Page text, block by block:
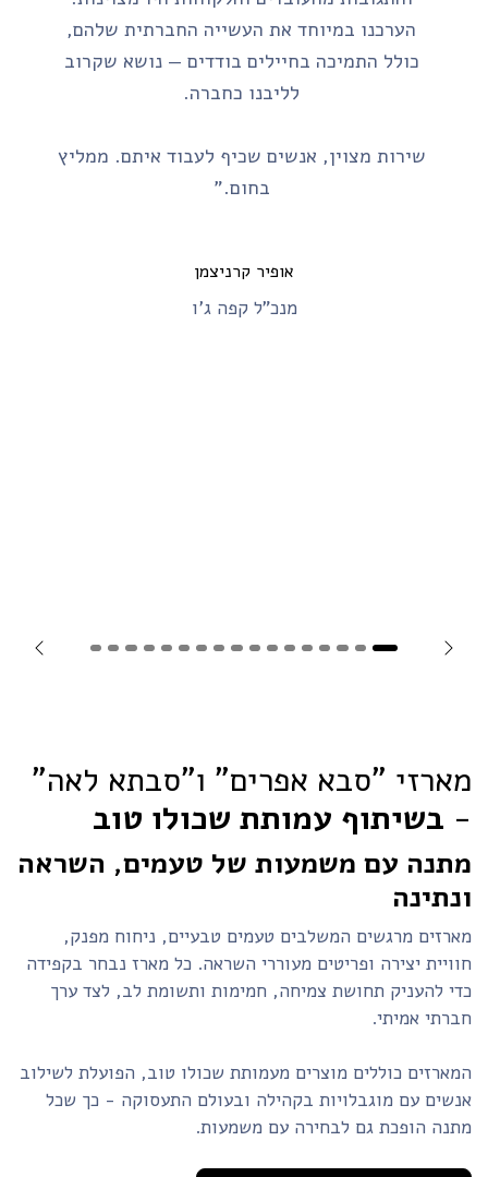
והתגובות מהעובדים והלקוחות היו מצוינות.
הערכנו במיוחד את העשייה החברתית שלהם,
כולל התמיכה בחיילים בודדים — נושא שקרוב
שירות מצוין, אנשים שכיף לעבוד איתם. ממליץ
אופיר קרניצמן
מארזי "סבא אפרים" ו"סבתא לאה"
-בשיתוף עמותת שכולו טוב
מתנה עם משמעות של טעמים, השראה
ונתינה
מארזים מרגשים המשלבים טעמים טבעיים, ניחוח מפנק,
חוויית יצירה ופריטים מעוררי השראה. כל מארז נבחר בקפידה
כדי להעניק תחושת צמיחה, חמימות ותשומת לב, לצד ערך
המארזים כוללים מוצרים מעמותת שכולו טוב, הפועלת לשילוב
אנשים עם מוגבלויות בקהילה ובעולם התעסוקה - כך שכל
מתנה הופכת גם לבחירה עם משמעות.